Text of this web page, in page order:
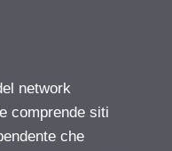
network
comprende siti
che